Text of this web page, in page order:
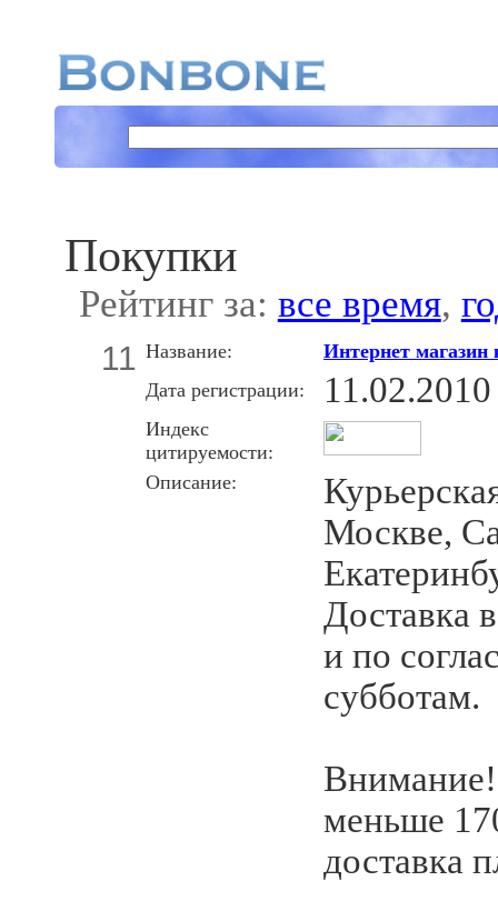
Покупки
Рейтинг за: все время,
11 Название:
Интернет магазин
Дата регистрации:
11.02.2010
Индекс
цитируемости:
Описание:
Москве,
Доставка
и по
субботам.
Внимание!
меньше
доставка